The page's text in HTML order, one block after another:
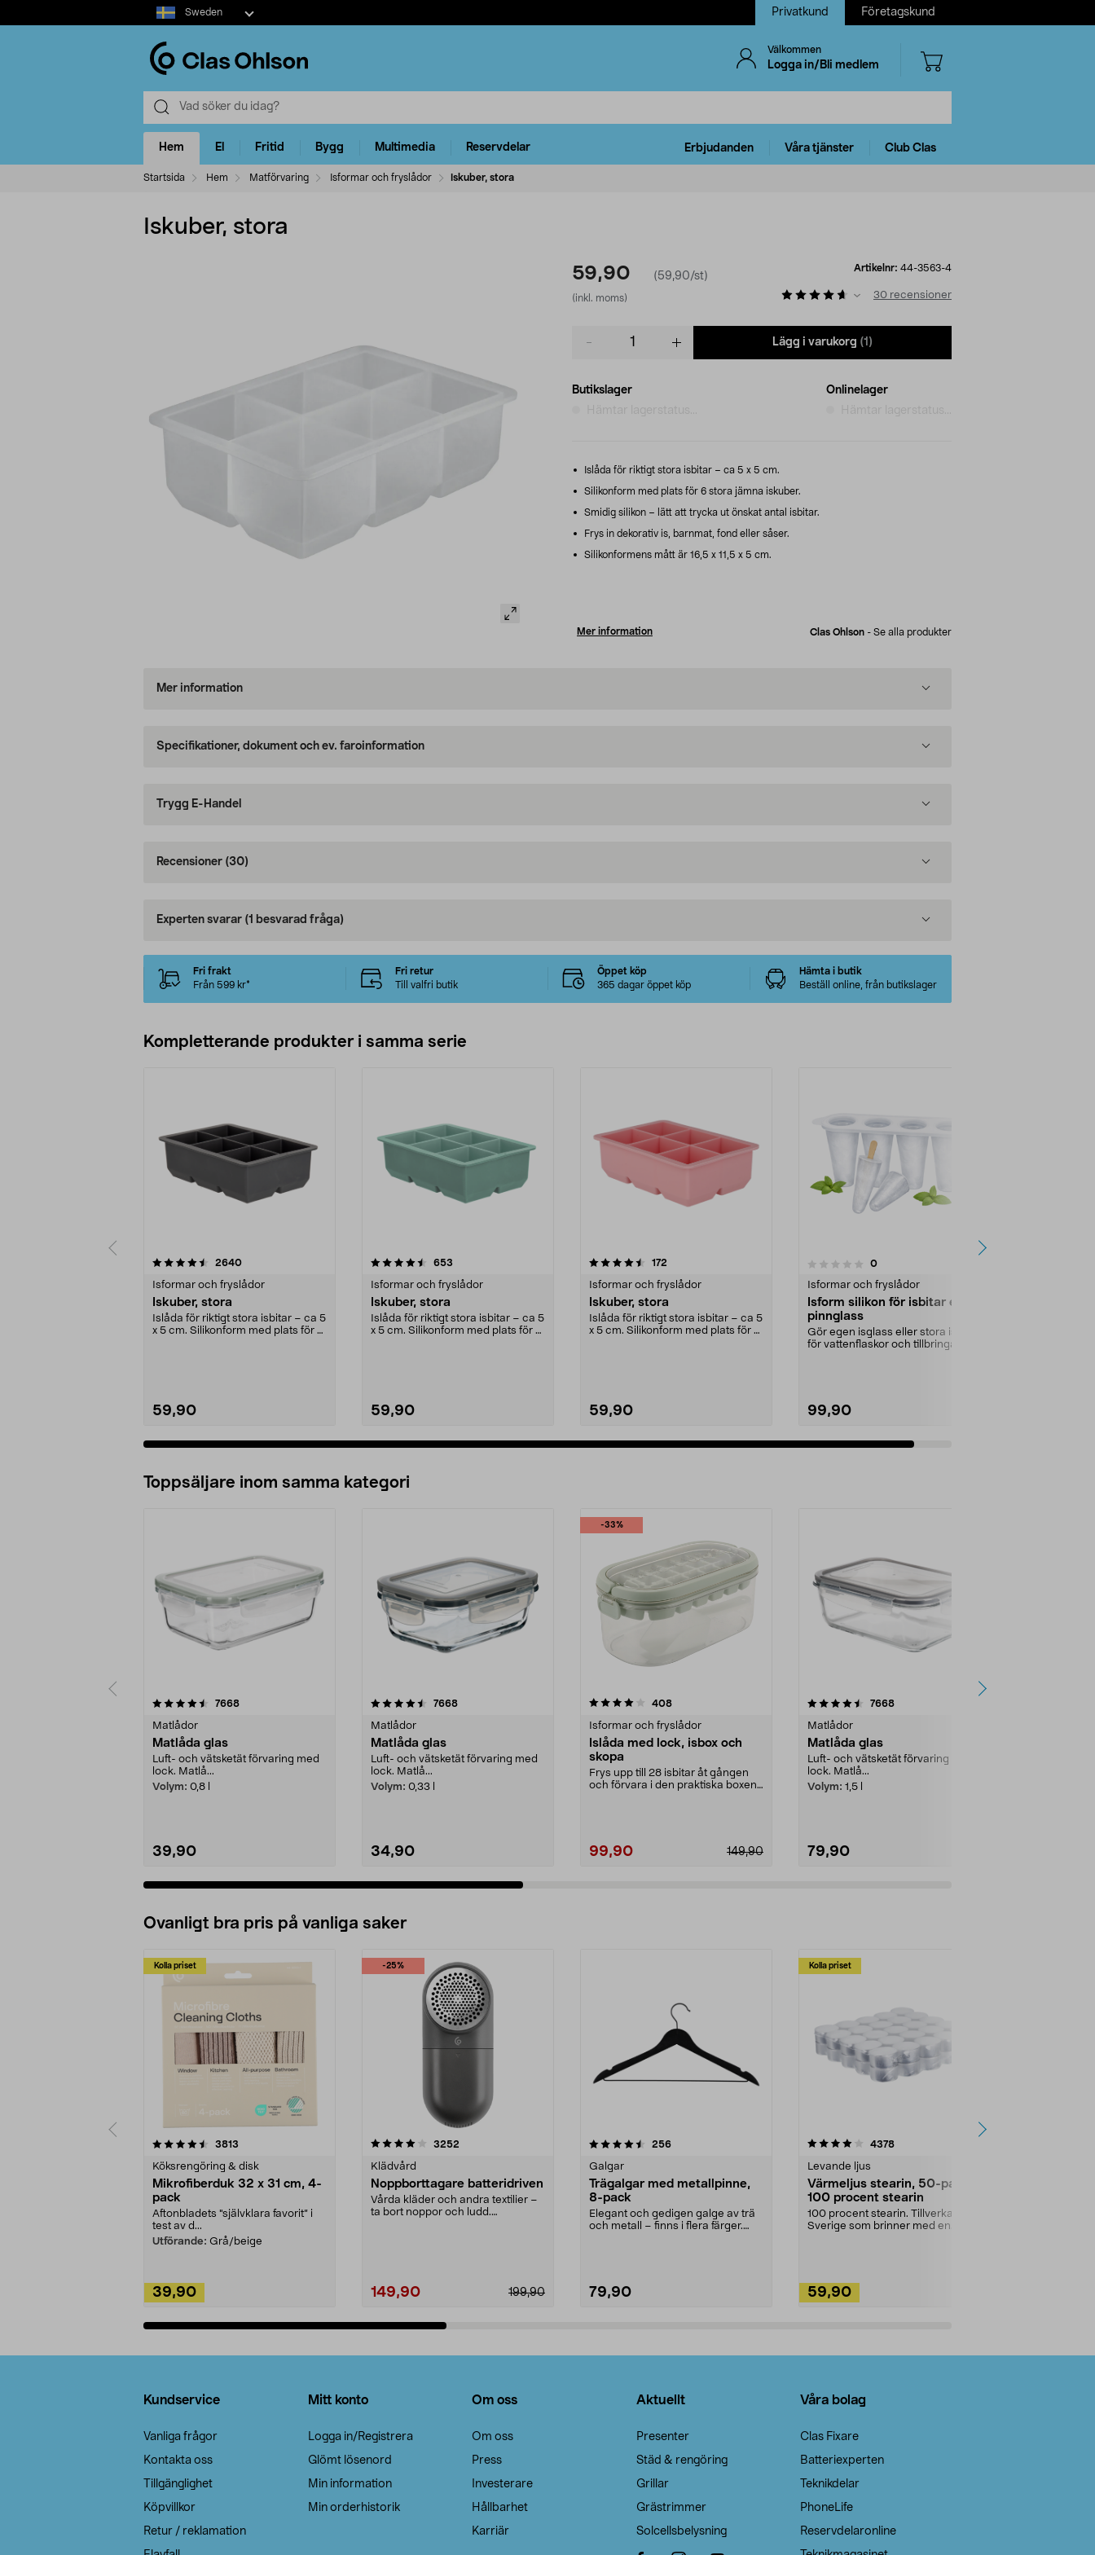
Select
market
Sweden Privatkund Företagskund
Välkommen
Logga in/Bli medlem
Hem El Fritid Bygg Multimedia Reservdelar Erbjudanden Våra tjänster Club Clas
Startsida Hem Matförvaring Isformar och fryslådor Iskuber, stora
Iskuber, stora
59,90 (59,90/st)
(inkl. moms)
Artikelnr: 44-3563-4
30 recensioner
Lägg i varukorg (1)
Butikslager
Onlinelager
Islåda för riktigt stora isbitar – ca 5 x 5 cm.
Silikonform med plats för 6 stora jämna iskuber.
Smidig silikon – lätt att trycka ut önskat antal isbitar.
Frys in dekorativ is, barnmat, fond eller såser.
Silikonformens mått är 16,5 x 11,5 x 5 cm.
Mer information Clas Ohlson - Se alla produkter
Mer information
Specifikationer, dokument och ev. faroinformation
Trygg E-Handel
Recensioner (30)
Experten svarar (1 besvarad fråga)
Fri frakt
Från 599 kr*
Fri retur
Till valfri butik
Öppet köp
365 dagar öppet köp
Hämta i butik
Beställ online, från butikslager
Kompletterande produkter i samma serie
2640recensioner
Isformar och fryslådor
Iskuber, stora
Islåda för riktigt stora isbitar – ca 5
x 5 cm. Silikonform med plats för 6
59,90
4.5av 5 stjärnor 653
Isformar och fryslådor
Iskuber, stora
Islåda för riktigt stora isbitar – ca 5
x 5 cm. Silikonform med plats för 6
59,90
4.5av 5 stjärnor 172
Isformar och fryslådor
Iskuber, stora
Islåda för riktigt stora isbitar – ca 5
x 5 cm. Silikonform med plats för 6
59,90
0.0 av 5 stjärnor 0recensioner
Isformar och fryslådor
Isform silikon för isbitar eller
pinnglass
Gör egen isglass eller stora isbitar
för vattenflaskor och tillbringare.
99,90
Toppsäljare inom samma kategori
7668recensioner
Matlådor
Matlåda glas
Luft- och vätsketät förvaring med
lock. Matlå...
Volym: 0,8 l
39,90
4.5 av 5 stjärnor 7668recensioner
Matlådor
Matlåda glas
Luft- och vätsketät förvaring med
lock. Matlå...
Volym: 0,33 l
34,90
-33%
4.0 av 5 stjärnor 408recensioner
Isformar och fryslådor
Islåda med lock, isbox och
skopa
Frys upp till 28 isbitar åt gången
och förvara i den praktiska boxen.
99,90 149,90
4.5 av 5 stjärnor 7668recensioner
Matlådor
Matlåda glas
Luft- och vätsketät förvaring med
lock. Matlå...
Volym: 1,5 l
79,90
4.5 av 5 stjärnor
Ovanligt bra pris på vanliga saker
Kolla priset
3813
Köksrengöring & disk
Mikrofiberduk 32 x 31 cm, 4-
pack
Aftonbladets "självklara favorit” i
test av d...
Utförande: Grå/beige
39,90
-25%
4.0av 5 stjärnor 3252
Klädvård
Noppborttagare batteridriven
Vårda kläder och andra textilier –
ta bort noppor och ludd.
199,90
149,90
4.5av 5 stjärnor 256recensioner
Galgar
Trägalgar med metallpinne,
8-pack
Elegant och gedigen galge av trä
och metall – finns i flera färger.
79,90
Kolla priset
4.0av 5 stjärnor 4378recensioner
Levande ljus
Värmeljus stearin, 50-pack,
100 procent stearin
100 procent stearin. Tillverkade i
Sverige som brinner med en
59,90
4.5av 5 stjärnor
Kundservice
Vanliga frågor
Kontakta oss
Tillgänglighet
Köpvillkor
Retur / reklamation
Mitt konto
Logga in/Registrera
Glömt lösenord
Min information
Min orderhistorik
Om oss
Om oss
Press
Investerare
Hållbarhet
Karriär
Aktuellt
Presenter
Städ & rengöring
Grillar
Grästrimmer
Solcellsbelysning
Våra bolag
Clas Fixare
Batteriexperten
Teknikdelar
PhoneLife
Reservdelaronline